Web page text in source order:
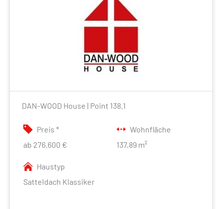
DAN-WOOD House | Point 138.1
Preis *
ab 276.600 €
Wohnfläche
137,89 m²
Haustyp
Satteldach Klassiker